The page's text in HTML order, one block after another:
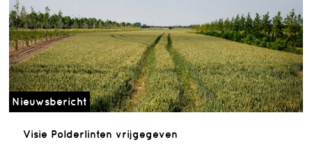
Nieuwsbericht
Visie Polderlinten vrijgegeven